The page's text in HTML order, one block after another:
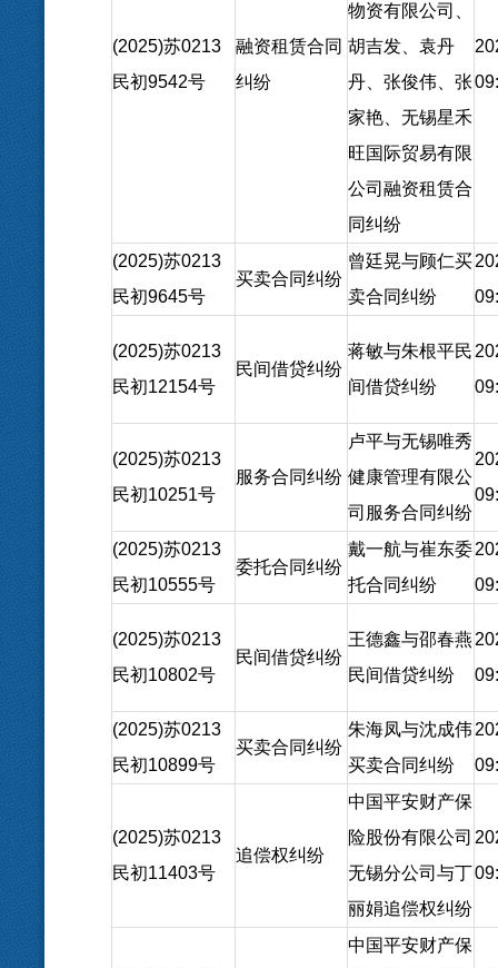
(2025)苏0213
民初9542号
融资租赁合同
纠纷
物资有限公司、
胡吉发、袁丹
丹、张俊伟、张
家艳、无锡星禾
旺国际贸易有限
公司融资租赁合
同纠纷
(2025)苏0213
民初9645号
买卖合同纠纷
曾廷晃与顾仁买
卖合同纠纷
(2025)苏0213
民初12154号
民间借贷纠纷
蒋敏与朱根平民
间借贷纠纷
(2025)苏0213
民初10251号
服务合同纠纷
卢平与无锡唯秀
健康管理有限公
司服务合同纠纷
(2025)苏0213
民初10555号
委托合同纠纷
戴一航与崔东委
托合同纠纷
(2025)苏0213
民初10802号
民间借贷纠纷
王德鑫与邵春燕
民间借贷纠纷
(2025)苏0213
民初10899号
买卖合同纠纷
朱海凤与沈成伟
买卖合同纠纷
(2025)苏0213
民初11403号
追偿权纠纷
中国平安财产保
险股份有限公司
无锡分公司与丁
丽娟追偿权纠纷
中国平安财产保